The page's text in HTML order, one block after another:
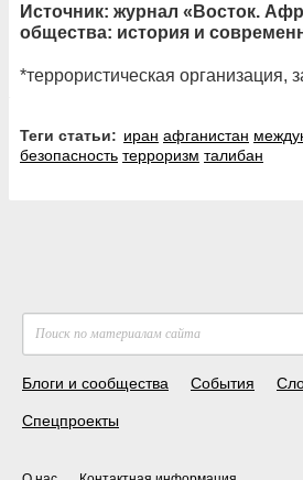
Источник: журнал «Восток.
общества: история и
*террористическая организация,
Теги статьи: иран афганистан
безопасность терроризм талибан
Блоги и сообщества События
Спецпроекты